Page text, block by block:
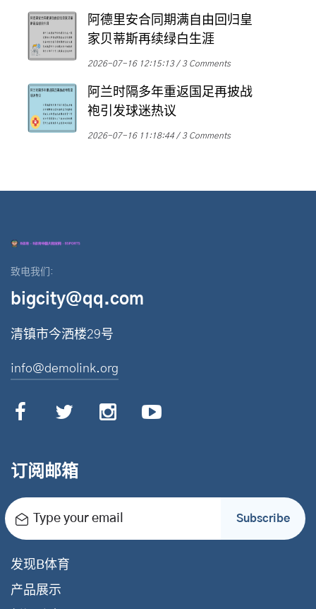
阿德里安合同期满自由回归皇
家贝蒂斯再续绿白生涯
2026-07-16 12:15:13 3 Comments
阿兰时隔多年重返国足再披战
袍引发球迷热议
2026-07-16 11:18:44 3 Comments
致电我们:
bigcity@qq.com
清镇市今洒楼29号
info@demolink.org
订阅邮箱
Type your email Subscribe
发现B体育
产品展示